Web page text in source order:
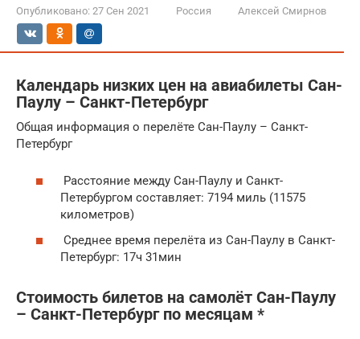
Опубликовано: 27 Сен 2021 Россия Алексей Смирнов
Календарь низких цен на авиабилеты Сан-
Паулу – Санкт-Петербург
Общая информация о перелёте Сан-Паулу – Санкт-
Петербург
Расстояние между Сан-Паулу и Санкт-
Петербургом составляет: 7194 миль (11575
километров)
Среднее время перелёта из Сан-Паулу в Санкт-
Петербург: 17ч 31мин
Стоимость билетов на самолёт Сан-Паулу
– Санкт-Петербург по месяцам *